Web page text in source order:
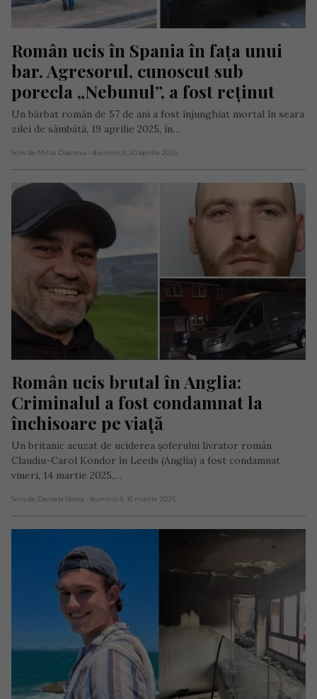
Român ucis în Spania în fața unui
bar. Agresorul, cunoscut sub
porecla „Nebunul”, a fost reținut
Un bărbat român de 57 de ani a fost înjunghiat mortal în seara
zilei de sâmbătă, 19 aprilie 2025, în…
Scris de Mihai Diaconu - duminică, 20 aprilie 2025
Român ucis brutal în Anglia:
Criminalul a fost condamnat la
închisoare pe viață
Un britanic acuzat de uciderea șoferului livrator român
Claudiu-Carol Kondor în Leeds (Anglia) a fost condamnat
vineri, 14 martie 2025,…
Scris de Daniela Stoica - duminică, 16 martie 2025